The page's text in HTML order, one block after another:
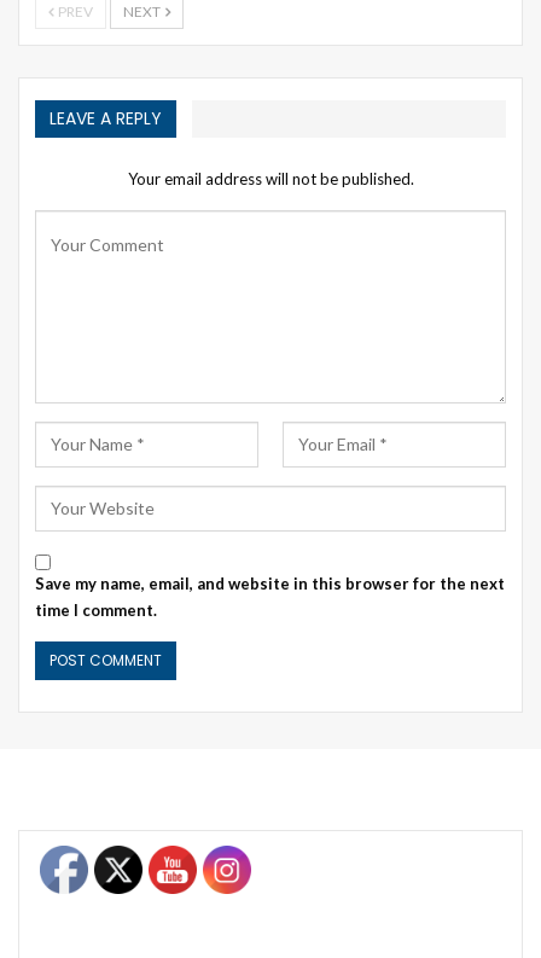
PREV NEXT
LEAVE A REPLY
Your email address will not be published.
Save my name, email, and website in this browser for the next
time I comment.